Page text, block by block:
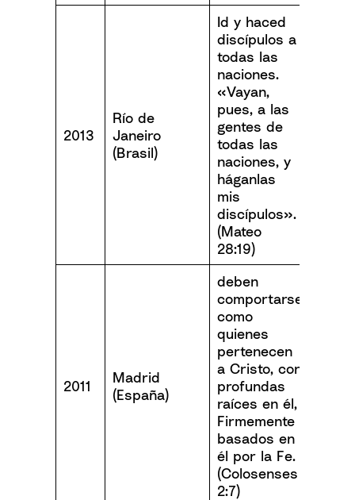
2013
Río de
Janeiro
(Brasil)
Id y haced
discípulos a
todas las
naciones.
«Vayan,
pues, a las
gentes de
todas las
naciones, y
háganlas
mis
discípulos».
(Mateo
28:19)
2011
Madrid
(España)
deben
comportarse
como
quienes
pertenecen
a Cristo, con
profundas
raíces en él,
Firmemente
basados en
él por la Fe.
(Colosenses
2:7)